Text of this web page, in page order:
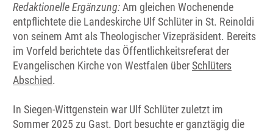
Redaktionelle Ergänzung:Am gleichen Wochenende
entpflichtete die Landeskirche Ulf Schlüter in St. Reinoldi
von seinem Amt als Theologischer Vizepräsident. Bereits
im Vorfeld berichtete das Öffentlichkeitsreferat der
Evangelischen Kirche von Westfalen überSchlüters
Abschied.
In Siegen-Wittgenstein war Ulf Schlüter zuletzt im
Sommer 2025 zu Gast. Dort besuchte er ganztägig die